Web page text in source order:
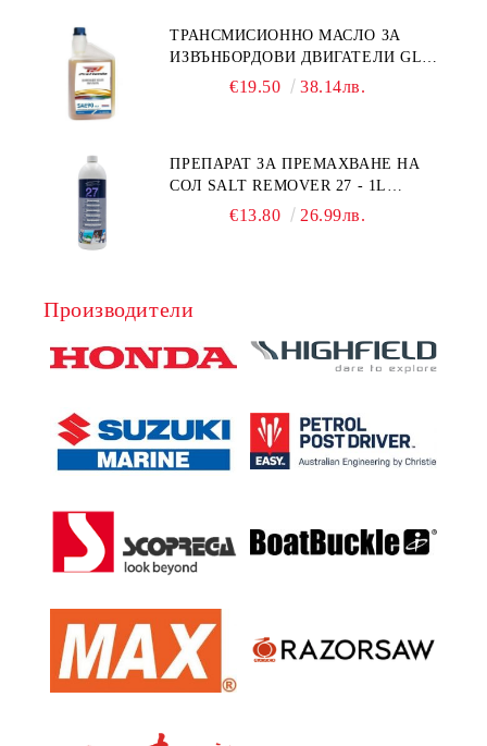
ТРАНСМИСИОННО МАСЛО ЗА
ИЗВЪНБОРДОВИ ДВИГАТЕЛИ GL4
HONDA MARINE 08251-999-102PRO
€19.50 38.14лв.
ПРЕПАРАТ ЗА ПРЕМАХВАНЕ НА
СОЛ SALT REMOVER 27 - 1L
NAUTIC CLEAN
€13.80 26.99лв.
Производители